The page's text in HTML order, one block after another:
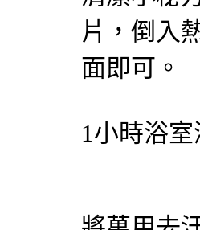
片，倒入
面即可。
1小時浴